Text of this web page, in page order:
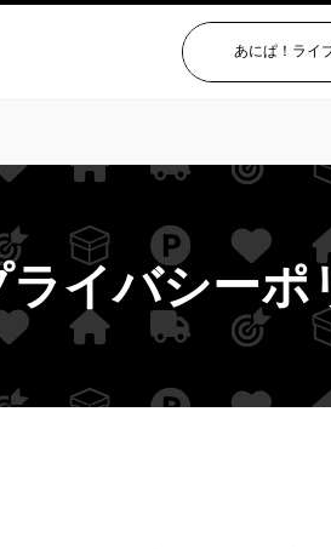
ライバシーポ